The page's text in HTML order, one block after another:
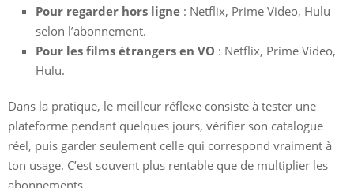
Pour regarder hors ligne : Netflix, Prime Video, Hulu
selon l’abonnement.
Pour les films étrangers en VO : Netflix, Prime Video,
Hulu.
Dans la pratique, le meilleur réflexe consiste à tester une
plateforme pendant quelques jours, vérifier son catalogue
réel, puis garder seulement celle qui correspond vraiment à
ton usage. C’est souvent plus rentable que de multiplier les
abonnements.